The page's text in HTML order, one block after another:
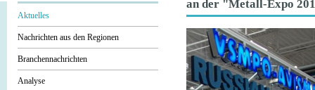
Aktuelles
Nachrichten aus den Regionen
Branchennachrichten
Analyse
an der "Metall-Expo